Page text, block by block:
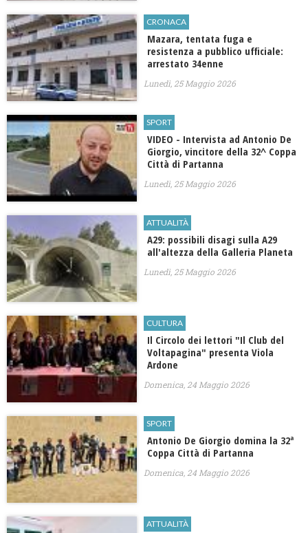
CRONACA
Mazara, tentata fuga e
resistenza a pubblico ufficiale:
arrestato 34enne
Lunedì, 25 Maggio 2026
SPORT
VIDEO - Intervista ad Antonio De
Giorgio, vincitore della 32^ Coppa
Città di Partanna
Lunedì, 25 Maggio 2026
ATTUALITÀ
A29: possibili disagi sulla A29
all'altezza della Galleria Planeta
Lunedì, 25 Maggio 2026
CULTURA
Il Circolo dei lettori "Il Club del
Voltapagina" presenta Viola
Ardone
Domenica, 24 Maggio 2026
SPORT
Antonio De Giorgio domina la 32ª
Coppa Città di Partanna
Domenica, 24 Maggio 2026
ATTUALITÀ